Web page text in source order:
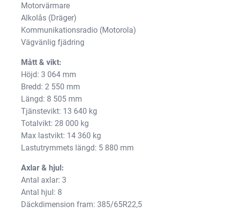
Motorvärmare
Alkolås (Dräger)
Kommunikationsradio (Motorola)
Vägvänlig fjädring
Mått & vikt:
Höjd: 3 064 mm
Bredd: 2 550 mm
Längd: 8 505 mm
Tjänstevikt: 13 640 kg
Totalvikt: 28 000 kg
Max lastvikt: 14 360 kg
Lastutrymmets längd: 5 880 mm
Axlar & hjul:
Antal axlar: 3
Antal hjul: 8
Däckdimension fram: 385/65R22,5
Marknadsföring
Genom att dela
med dig av dina
intressen och ditt
surfar ökar du
chansen att få se
personligt
anpassat innehåll
och erbjudanden.